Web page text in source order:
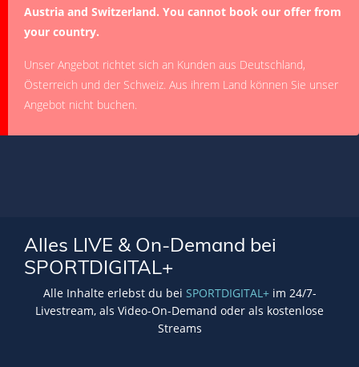
Austria and Switzerland. You cannot book our offer from
your country.
Unser Angebot richtet sich an Kunden aus Deutschland,
Österreich und der Schweiz. Aus ihrem Land können Sie unser
Angebot nicht buchen.
Alles LIVE & On-Demand bei
SPORTDIGITAL+
Alle Inhalte erlebst du bei SPORTDIGITAL+im 24/7-
Livestream, als Video-On-Demand oder als kostenlose
Streams